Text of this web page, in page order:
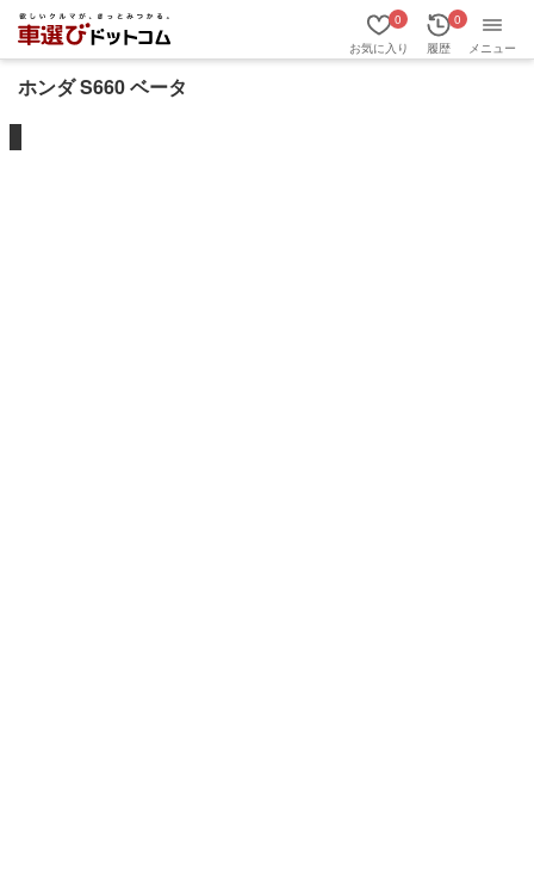
お気に入り
0
履歴
0
メニュー
ホンダ S660 ベータ